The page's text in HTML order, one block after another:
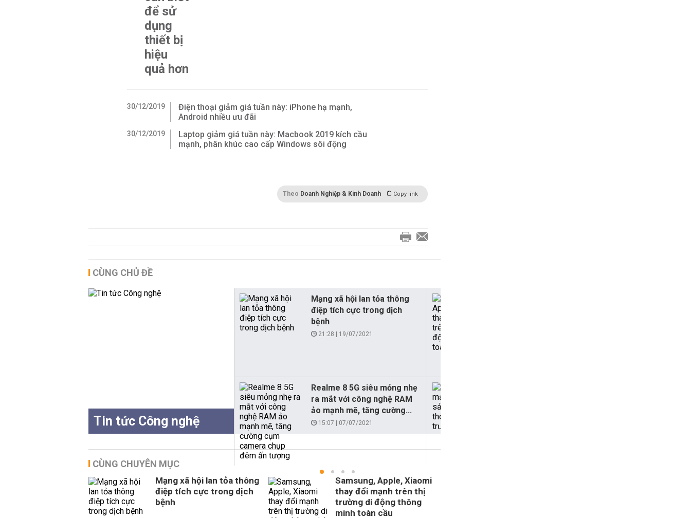
để sử
dụng
thiết bị
hiệu
quả hơn
30/12/2019
Điện thoại giảm giá tuần này: iPhone hạ mạnh,
Android nhiều ưu đãi
30/12/2019
Laptop giảm giá tuần này: Macbook 2019 kích cầu
mạnh, phân khúc cao cấp Windows sôi động
Theo Doanh Nghiệp & Kinh Doanh Copy link
CÙNG CHỦ ĐỀ
Tin tức Công nghệ
Mạng xã hội lan tỏa thông
điệp tích cực trong dịch
bệnh
21:28 | 19/07/2021
Realme 8 5G siêu mỏng nhẹ
ra mắt với công nghệ RAM
ảo mạnh mẽ, tăng cường...
15:07 | 07/07/2021
CÙNG CHUYÊN MỤC
Mạng xã hội lan tỏa thông
điệp tích cực trong dịch
bệnh
Samsung, Apple, Xiaomi
thay đổi mạnh trên thị
trường di động thông
minh toàn cầu